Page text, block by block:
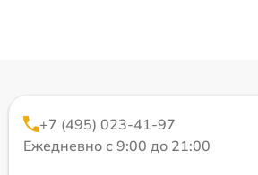
+7 (495) 023-41-97
Ежедневно с 9:00 до 21:00